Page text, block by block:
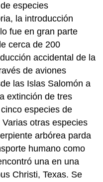
especies
la introducción
fue en gran parte
cerca de 200
accidental de la
de aviones
las Islas Salomón a
extinción de tres
especies de
otras especies
arbórea parda
humano como
una en una
Christi, Texas. Se